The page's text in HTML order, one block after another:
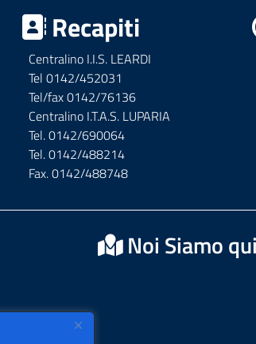
Recapiti
Centralino I.I.S. LEARDI
Tel 0142/452031
Tel/fax 0142/76136
Centralino I.T.A.S. LUPARIA
Tel. 0142/690064
Tel. 0142/488214
Fax. 0142/488748
Noi Siamo qui